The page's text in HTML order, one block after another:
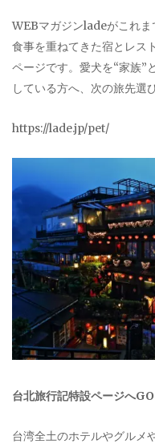
WEBマガジンladeがこれま
食事を重ねてきた宿とレス
ページです。愛犬を“家族”
している方へ、次の旅先選
https://lade.jp/pet/
台北旅行記特設ページへGO
台湾全土のホテルやグルメ